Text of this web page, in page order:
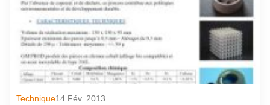
Technique14 Fév. 2013